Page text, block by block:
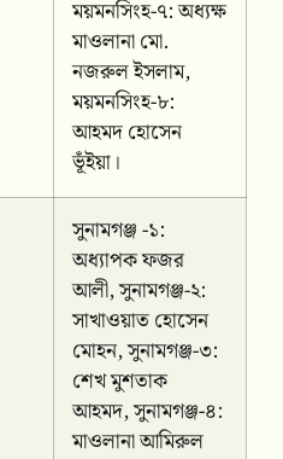
ময়মনসিংহ-৭: অধ্যক্ষ
মাওলানা মো.
নজরুল ইসলাম,
ময়মনসিংহ-৮:
আহমদ হোসেন
ভূঁইয়া।
সুনামগঞ্জ -১:
অধ্যাপক ফজর
আলী, সুনামগঞ্জ-২:
সাখাওয়াত হোসেন
মোহন, সুনামগঞ্জ-৩:
শেখ মুশতাক
আহমদ, সুনামগঞ্জ-৪:
মাওলানা আমিরুল